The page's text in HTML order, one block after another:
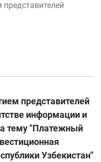
представителей
информации и
тему "Платежный
Узбекистан"